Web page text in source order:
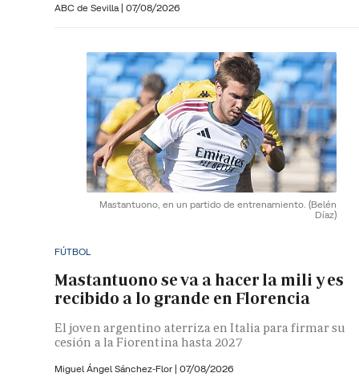
ABC de Sevilla | 07/08/2026
Mastantuono, en un partido de entrenamiento. (Belén
Díaz)
FÚTBOL
Mastantuono se va a hacer la mili y es
recibido a lo grande en Florencia
El joven argentino aterriza en Italia para firmar su
cesión a la Fiorentina hasta 2027
Miguel Ángel Sánchez-Flor | 07/08/2026